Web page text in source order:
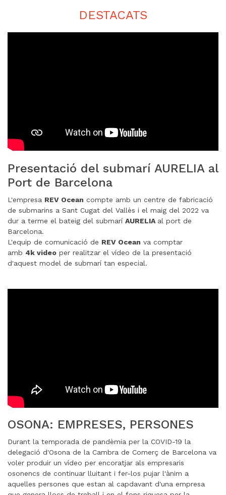
DESTACATS
Presentació del submarí AURELIA al
Port de Barcelona
L'empresa REV Ocean compte amb un centre de fabricació
de submarins a Sant Cugat del Vallès i el maig del 2022 va
dur a terme el bateig del submarí AURELIA al port de
Barcelona.
L'equip de comunicació de REV Ocean va comptar
amb 4k video per realitzar el vídeo de la presentació
d'aquest model de submarí tan especial.
OSONA: EMPRESES, PERSONES
Durant la temporada de pandèmia per la COVID-19 la
delegació d'Osona de la Cambra de Comerç de Barcelona va
voler produir un vídeo per encoratjar als empresaris
osonencs de continuar lluitant i fer-los pujar l'ànim a
aquelles persones que estan al capdavant d'una empresa